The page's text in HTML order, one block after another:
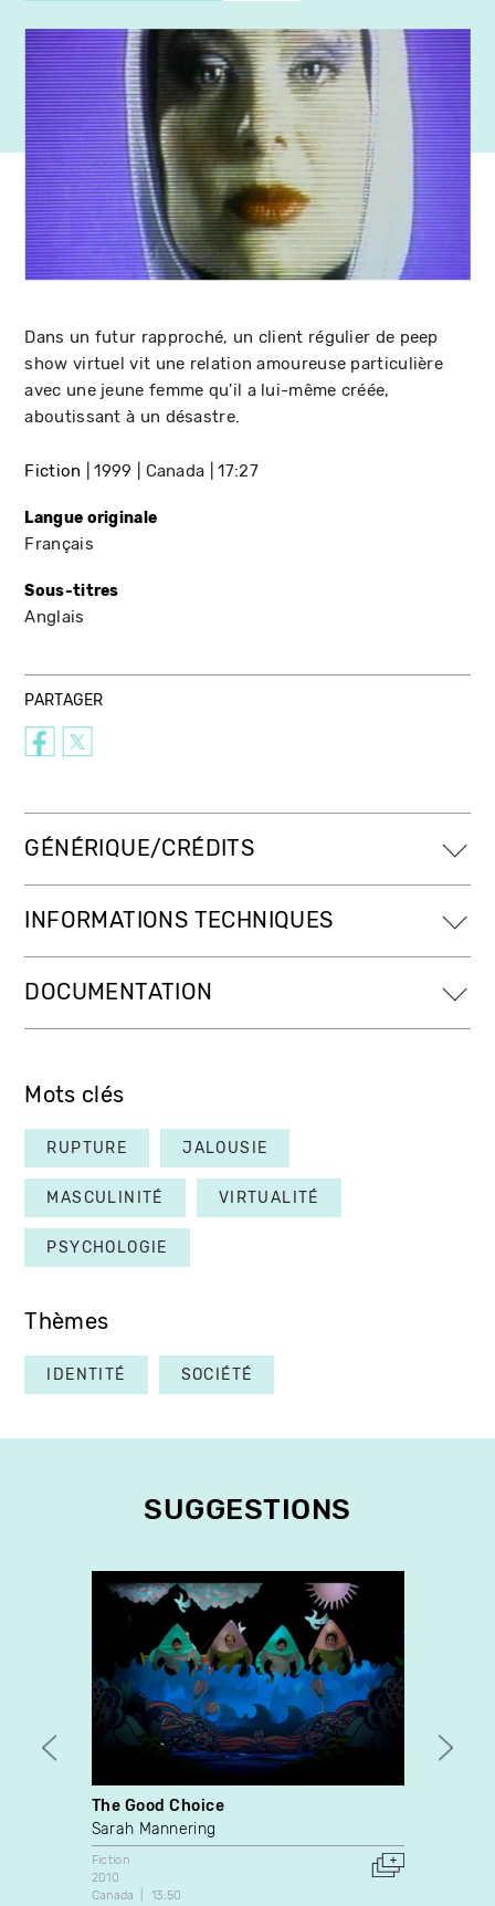
Dans un futur rapproché, un client régulier de peep
show virtuel vit une relation amoureuse particulière
avec une jeune femme qu'il a lui-même créée,
aboutissant à un désastre.
Fiction 1999 Canada 17:27
Langue originale
Français
Sous-titres
Anglais
PARTAGER
GÉNÉRIQUE/CRÉDITS
INFORMATIONS TECHNIQUES
DOCUMENTATION
Mots clés
RUPTURE JALOUSIE
MASCULINITÉ VIRTUALITÉ
PSYCHOLOGIE
Thèmes
IDENTITÉ SOCIÉTÉ
SUGGESTIONS
The Good Choice
Sarah Mannering
Fiction
2010
Canada
13:50